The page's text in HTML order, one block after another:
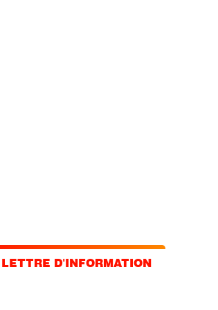
LETTRE D'INFORMATION